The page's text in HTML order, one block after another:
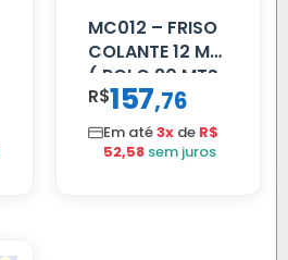
MC012 – FRISO
COLANTE 12 MM
( ROLO 20 MTS
)
R$157,76
Em até3x de R$
52,58 sem juros